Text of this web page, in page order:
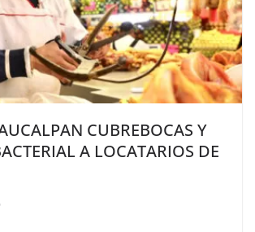
CUBREBOCAS Y
A LOCATARIOS DE